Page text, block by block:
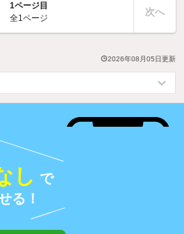
1ページ目
全1ページ
次へ
2026年08月05日更新
し で
る！